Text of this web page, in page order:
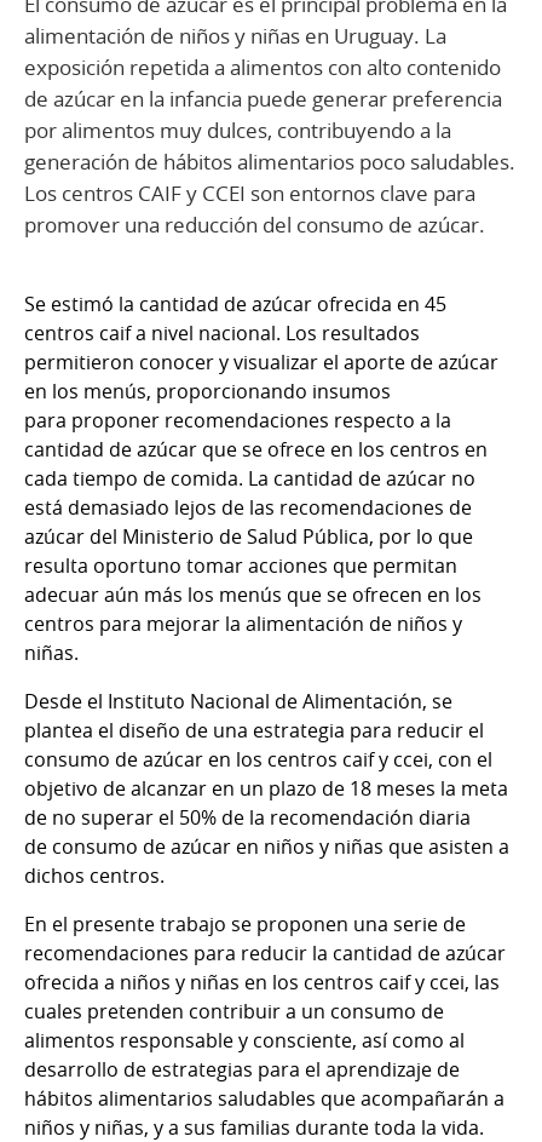
alimentación de niños y niñas en Uruguay. La
exposición repetida a alimentos con alto contenido
de azúcar en la infancia puede generar preferencia
por alimentos muy dulces, contribuyendo a la
generación de hábitos alimentarios poco saludables.
Los centros CAIF y CCEI son entornos clave para
promover una reducción del consumo de azúcar.
Se estimó la cantidad de azúcar ofrecida en 45
centros caif a nivel nacional. Los resultados
permitieron conocer y visualizar el aporte de azúcar
en los menús, proporcionando insumos
para proponer recomendaciones respecto a la
cantidad de azúcar que se ofrece en los centros en
cada tiempo de comida. La cantidad de azúcar no
está demasiado lejos de las recomendaciones de
azúcar del Ministerio de Salud Pública, por lo que
resulta oportuno tomar acciones que permitan
adecuar aún más los menús que se ofrecen en los
centros para mejorar la alimentación de niños y
niñas.
Desde el Instituto Nacional de Alimentación, se
plantea el diseño de una estrategia para reducir el
consumo de azúcar en los centros caif y ccei, con el
objetivo de alcanzar en un plazo de 18 meses la meta
de no superar el 50% de la recomendación diaria
de consumo de azúcar en niños y niñas que asisten a
dichos centros.
En el presente trabajo se proponen una serie de
recomendaciones para reducir la cantidad de azúcar
ofrecida a niños y niñas en los centros caif y ccei, las
cuales pretenden contribuir a un consumo de
alimentos responsable y consciente, así como al
desarrollo de estrategias para el aprendizaje de
hábitos alimentarios saludables que acompañarán a
niños y niñas, y a sus familias durante toda la vida.